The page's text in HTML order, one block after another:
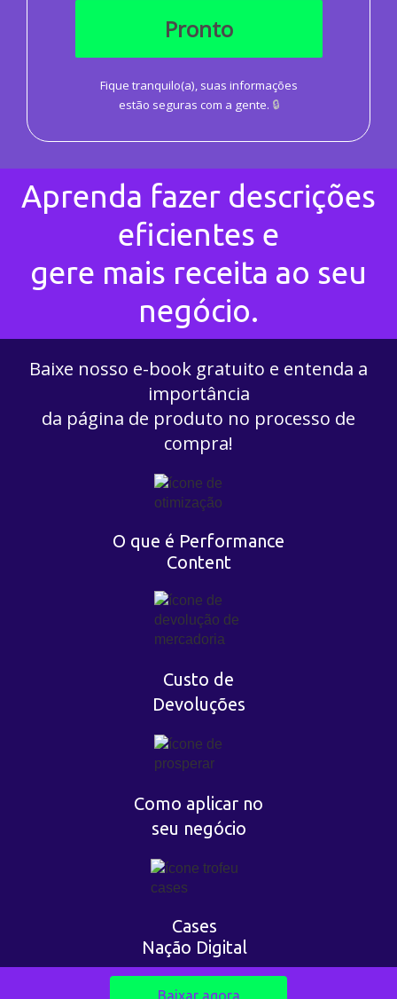
Pronto
Fique tranquilo(a), suas informações
estão seguras com a gente. 🔒
Aprenda fazer descrições
eficientes e
gere mais receita ao seu
negócio.
Baixe nosso e-book gratuito e entenda a
importância
da página de produto no processo de
compra!
O que é Performance
Content
Custo de
Devoluções
Como aplicar no
seu negócio
Cases
Nação Digital
Baixar agora